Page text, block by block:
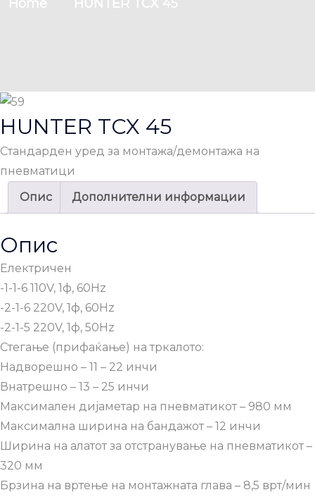
Home HUNTER TCX 45
HUNTER TCX 45
Стандарден уред за монтажа/демонтажа на
пневматици
Опис
Дополнителни информации
Опис
Електричен
-1-1-6 110V, 1ф, 60Hz
-2-1-6 220V, 1ф, 60Hz
-2-1-5 220V, 1ф, 50Hz
Стегање (прифаќање) на тркалото:
Надворешно – 11 – 22 инчи
Внатрешно – 13 – 25 инчи
Максимален дијаметар на пневматикот – 980 мм
Максимална ширина на бандажот – 12 инчи
Ширина на алатот за отстранување на пневматикот –
320 мм
Брзина на вртење на монтажната глава – 8,5 врт/мин